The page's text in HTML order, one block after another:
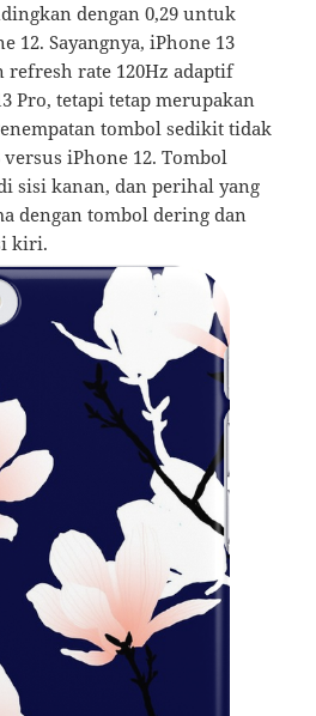
dengan 0,29 untuk
12. Sayangnya, iPhone 13
refresh rate 120Hz adaptif
Pro, tetapi tetap merupakan
tombol sedikit tidak
versus iPhone 12. Tombol
sisi kanan, dan perihal yang
dengan tombol dering dan
kiri.